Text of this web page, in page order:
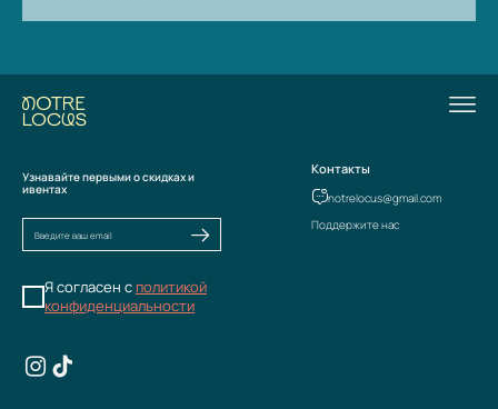
Узнавайте первыми о скидках и
ивентах
Я согласен с политикой
конфиденциальности
Контакты
notrelocus@gmail.com
Поддержите нас